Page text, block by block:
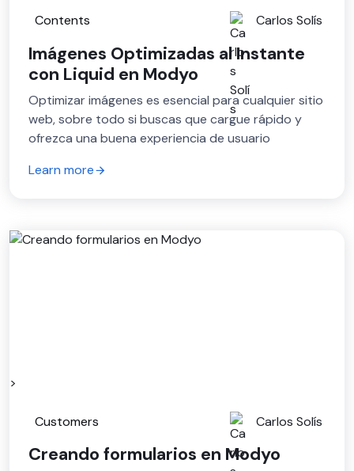
Contents Carlos Solís
Imágenes Optimizadas al Instante
con Liquid en Modyo
Optimizar imágenes es esencial para cualquier sitio
web, sobre todo si buscas que cargue rápido y
ofrezca una buena experiencia de usuario
Learn more
>
Customers Carlos Solís
Creando formularios en Modyo